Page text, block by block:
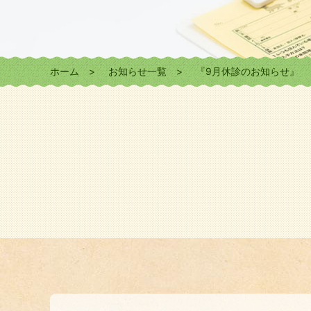
ホーム お知らせ一覧 『9月休診のお知らせ』